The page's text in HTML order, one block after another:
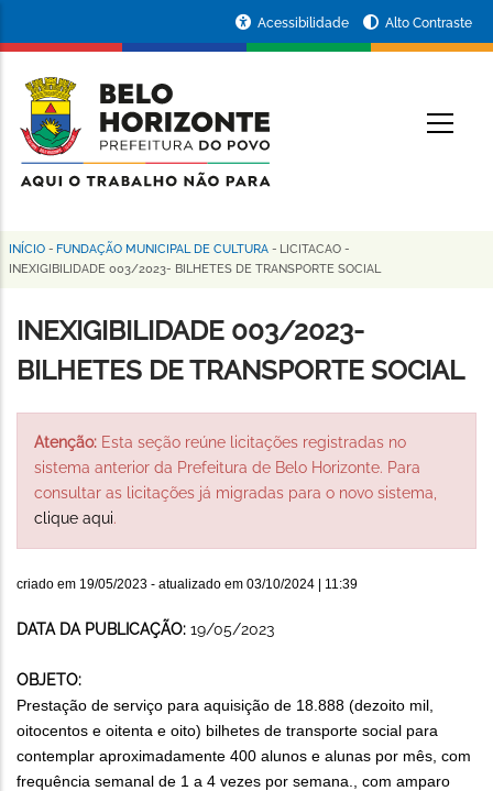
conteúdo
principal
da
Prefeitura
de
Horizonte
Acessibilidade Alto Contraste
Trilha
navegação
INÍCIO - FUNDAÇÃO MUNICIPAL DE CULTURA - LICITACAO -
INEXIGIBILIDADE 003/2023- BILHETES DE TRANSPORTE SOCIAL
INEXIGIBILIDADE 003/2023-
BILHETES DE TRANSPORTE SOCIAL
Atenção: Esta seção reúne licitações registradas no
sistema anterior da Prefeitura de Belo Horizonte. Para
consultar as licitações já migradas para o novo sistema,
clique aqui.
criado em 19/05/2023 - atualizado em 03/10/2024 | 11:39
DATA DA PUBLICAÇÃO: 19/05/2023
OBJETO:
Prestação de serviço para aquisição de 18.888 (dezoito mil,
oitocentos e oitenta e oito) bilhetes de transporte social para
contemplar aproximadamente 400 alunos e alunas por mês, com
frequência semanal de 1 a 4 vezes por semana., com amparo